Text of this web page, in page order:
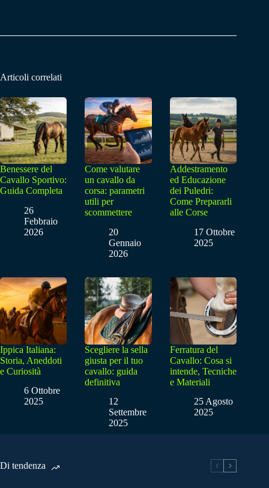
Articoli correlati
Benessere del
Cavallo Sportivo:
Guida Completa
26
Febbraio
2026
Come valutare
un cavallo da
corsa: parametri
utili per
scommettere
20
Gennaio
2026
Addestramento
ed Educazione
dei Puledri:
Come Prepararli
alle Corse
17 Ottobre
2025
Ippica Italiana:
Storia, Aneddoti
e Curiosità
6 Ottobre
2025
Scegliere la sella
giusta per il tuo
cavallo: guida
definitiva
12
Settembre
2025
Ferratura del
Cavallo: Cosa si
intende, Tecniche
e Materiali
25 Agosto
2025
Di tendenza